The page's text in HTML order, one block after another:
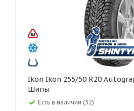
Ikon Ikon 255/50 R20 Autograph Ice 9 SUV 109T
Шипы
Есть в наличии (32)